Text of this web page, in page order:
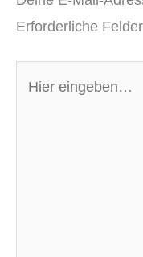
Erforderliche
eingeben…